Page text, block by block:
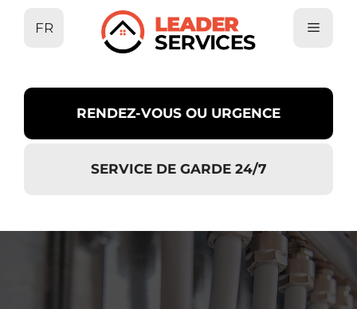
FR
RENDEZ-VOUS OU URGENCE
SERVICE DE GARDE 24/7